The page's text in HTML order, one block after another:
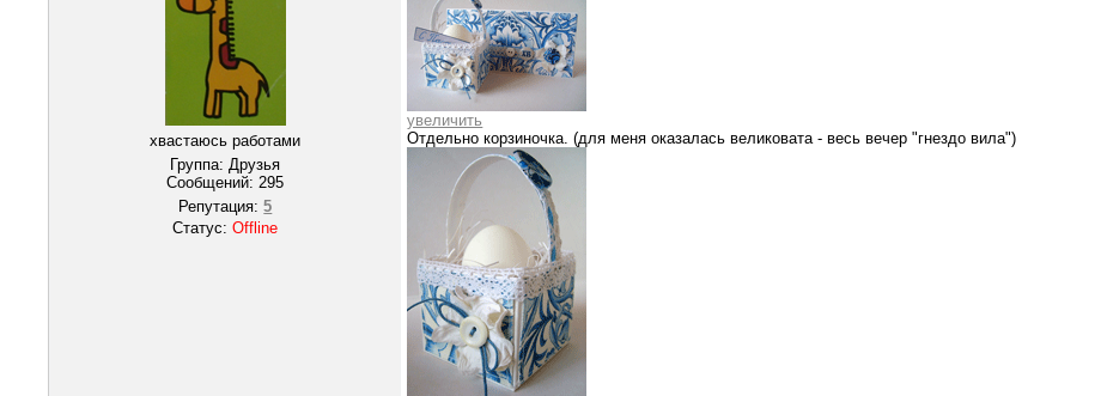
хвастаюсь работами
Группа: Друзья
Сообщений:295
Репутация:5
Статус:Offline
увеличить
Отдельно корзиночка. (для меня оказалась великовата - весь вечер "гнездо вила")